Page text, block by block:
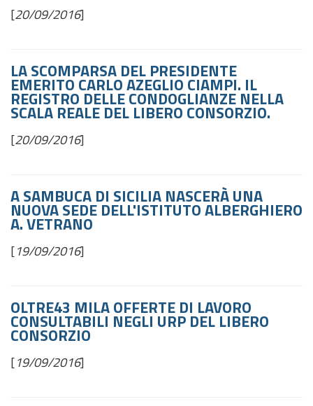
[20/09/2016]
LA SCOMPARSA DEL PRESIDENTE
EMERITO CARLO AZEGLIO CIAMPI. IL
REGISTRO DELLE CONDOGLIANZE NELLA
SCALA REALE DEL LIBERO CONSORZIO.
[20/09/2016]
A SAMBUCA DI SICILIA NASCERÀ UNA
NUOVA SEDE DELL'ISTITUTO ALBERGHIERO
A. VETRANO
[19/09/2016]
OLTRE43 MILA OFFERTE DI LAVORO
CONSULTABILI NEGLI URP DEL LIBERO
CONSORZIO
[19/09/2016]